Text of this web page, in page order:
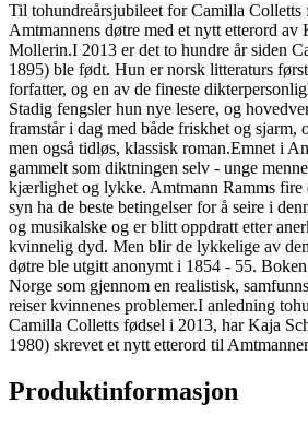
Til tohundreårsjubileet for Camilla Colletts
Amtmannens døtre med et nytt etterord av
Mollerin.I 2013 er det to hundre år siden
1895) ble født. Hun er norsk litteraturs
forfatter, og en av de fineste
Stadig fengsler hun nye lesere, og
framstår i dag med både friskhet og sjarm,
men også tidløs, klassisk roman.Emnet i
gammelt som diktningen selv - unge
kjærlighet og lykke. Amtmann Ramms fire
syn ha de beste betingelser for å seire i
og musikalske og er blitt oppdratt etter
kvinnelig dyd. Men blir de lykkelige av
døtre ble utgitt anonymt i 1854 - 55.
Norge som gjennom en realistisk,
reiser kvinnenes problemer.I anledning
Camilla Colletts fødsel i 2013, har Kaja
1980) skrevet et nytt etterord til
Produktinformasjon